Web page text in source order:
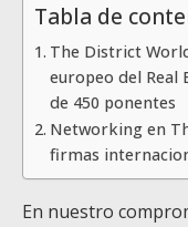
Tabla de
The District
europeo del Real
de 450 ponentes
Networking en
firmas
En nuestro